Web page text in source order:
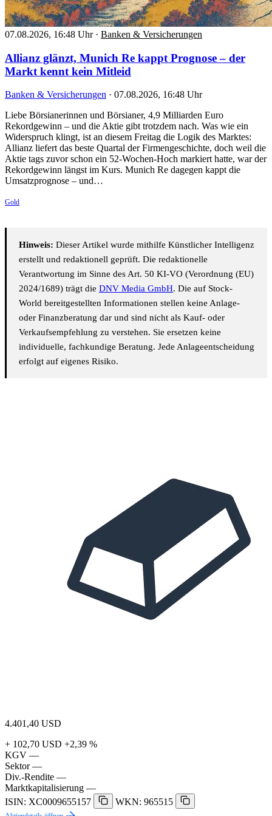
07.08.2026, 16:48 Uhr · Banken & Versicherungen
Allianz glänzt, Munich Re kappt Prognose – der
Markt kennt kein Mitleid
Banken & Versicherungen · 07.08.2026, 16:48 Uhr
Liebe Börsianerinnen und Börsianer, 4,9 Milliarden Euro
Rekordgewinn – und die Aktie gibt trotzdem nach. Was wie ein
Widerspruch klingt, ist an diesem Freitag die Logik des Marktes:
Allianz liefert das beste Quartal der Firmengeschichte, doch weil die
Aktie tags zuvor schon ein 52-Wochen-Hoch markiert hatte, war der
Rekordgewinn längst im Kurs. Munich Re dagegen kappt die
Umsatzprognose – und…
Gold
Hinweis: Dieser Artikel wurde mithilfe Künstlicher Intelligenz
erstellt und redaktionell geprüft. Die redaktionelle
Verantwortung im Sinne des Art. 50 KI-VO (Verordnung (EU)
2024/1689) trägt die DNV Media GmbH. Die auf Stock-
World bereitgestellten Informationen stellen keine Anlage-
oder Finanzberatung dar und sind nicht als Kauf- oder
Verkaufsempfehlung zu verstehen. Sie ersetzen keine
individuelle, fachkundige Beratung. Jede Anlageentscheidung
erfolgt auf eigenes Risiko.
4.401,40 USD
+ 102,70 USD +2,39 %
KGV —
Sektor —
Div.-Rendite —
Marktkapitalisierung —
ISIN: XC0009655157
WKN: 965515